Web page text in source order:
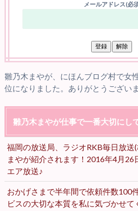
メールアドレス(必
雛乃木まやが、にほんブログ村で女
位になりました。ありがとうござい
雛乃木まやが仕事で一番大切にし
福岡の放送局、ラジオRKB毎日放送
まやが紹介されます！2016年4月26
エア放送♪
おかげさまで半年間で依頼件数100
ビスの大切な本質を私に気づかせて